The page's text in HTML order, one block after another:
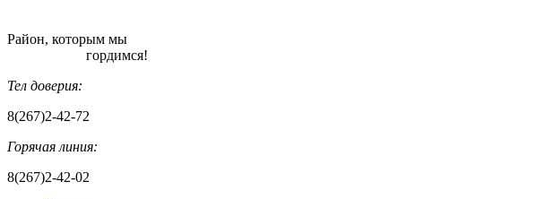
Район, которым мы
гордимся!
Тел доверия:
8(267)2-42-72
Горячая линия:
8(267)2-42-02